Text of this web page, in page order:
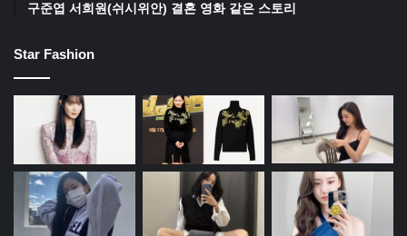
구준엽 서희원(쉬시위안) 결혼 영화 같은 스토리
Star Fashion